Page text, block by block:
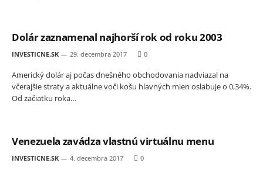
Dolár zaznamenal najhorší rok od roku 2003
INVESTICNE.SK 29. decembra 2017 0
Americký dolár aj počas dnešného obchodovania nadviazal na
včerajšie straty a aktuálne voči košu hlavných mien oslabuje o 0,34%.
Od začiatku roka…
Venezuela zavádza vlastnú virtuálnu menu
INVESTICNE.SK 4. decembra 2017 0